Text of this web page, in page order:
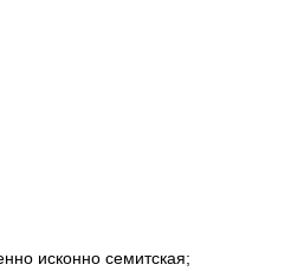
исконно семитская;